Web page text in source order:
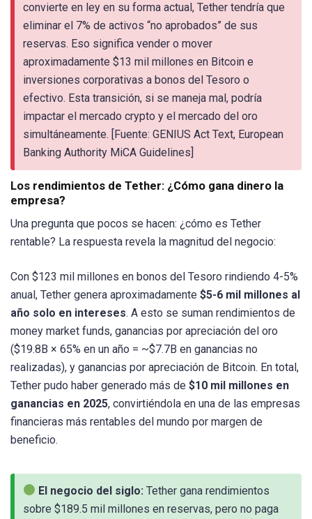
convierte en ley en su forma actual, Tether tendría que
eliminar el 7% de activos “no aprobados” de sus
reservas. Eso significa vender o mover
aproximadamente $13 mil millones en Bitcoin e
inversiones corporativas a bonos del Tesoro o
efectivo. Esta transición, si se maneja mal, podría
impactar el mercado crypto y el mercado del oro
simultáneamente. [Fuente: GENIUS Act Text, European
Banking Authority MiCA Guidelines]
Los rendimientos de Tether: ¿Cómo gana dinero la
empresa?
Una pregunta que pocos se hacen: ¿cómo es Tether
rentable? La respuesta revela la magnitud del negocio:
Con $123 mil millones en bonos del Tesoro rindiendo 4-5%
anual, Tether genera aproximadamente $5-6 mil millones al
año solo en intereses. A esto se suman rendimientos de
money market funds, ganancias por apreciación del oro
($19.8B × 65% en un año = ~$7.7B en ganancias no
realizadas), y ganancias por apreciación de Bitcoin. En total,
Tether pudo haber generado más de $10 mil millones en
ganancias en 2025, convirtiéndola en una de las empresas
financieras más rentables del mundo por margen de
beneficio.
El negocio del siglo: Tether gana rendimientos
sobre $189.5 mil millones en reservas, pero no paga